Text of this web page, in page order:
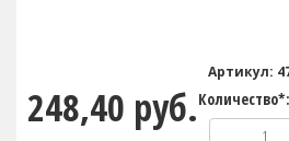
Артикул:
248,40 руб.Количество*: